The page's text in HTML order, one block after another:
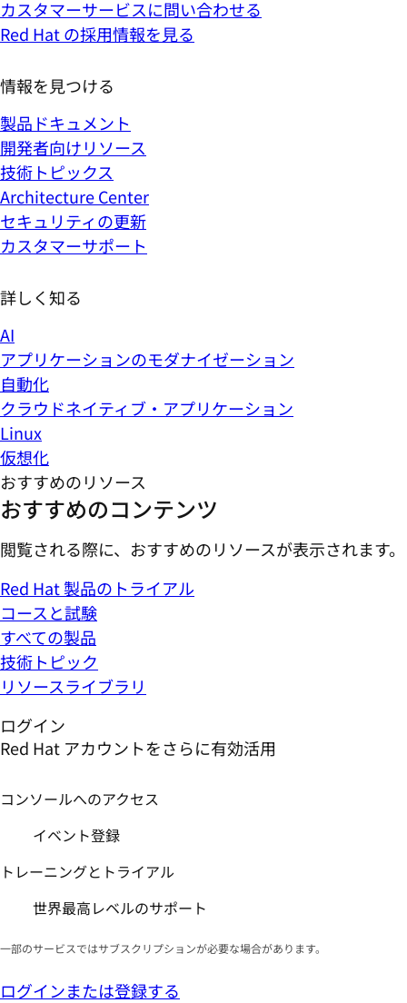
カスタマーサービスに問い合わせる
Red Hat の採用情報を見る
情報を見つける
製品ドキュメント
開発者向けリソース
技術トピックス
Architecture Center
セキュリティの更新
カスタマーサポート
詳しく知る
AI
アプリケーションのモダナイゼーション
自動化
クラウドネイティブ・アプリケーション
Linux
仮想化
おすすめのリソース
おすすめのコンテンツ
閲覧される際に、おすすめのリソースが表示されます。
Red Hat 製品のトライアル
コースと試験
すべての製品
技術トピック
リソースライブラリ
ログイン
Red Hat アカウントをさらに有効活用
コンソールへのアクセス
イベント登録
トレーニングとトライアル
世界最高レベルのサポート
一部のサービスではサブスクリプションが必要な場合があります。
ログインまたは登録する